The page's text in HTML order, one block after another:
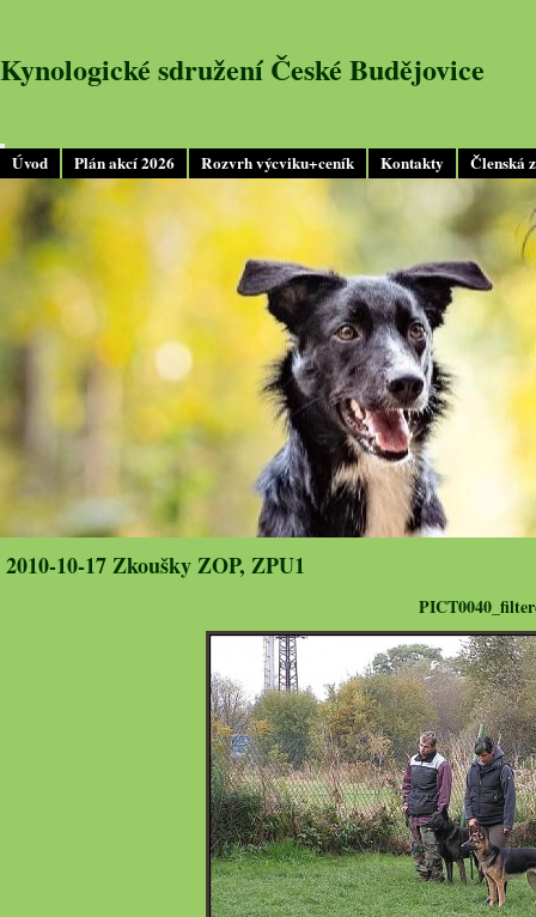
Úvod Plán akcí 2026 Rozvrh výcviku+ceník Kontakty Členská
Kynologické sdružení České Budějovice
2010-10-17 Zkoušky ZOP, ZPU1